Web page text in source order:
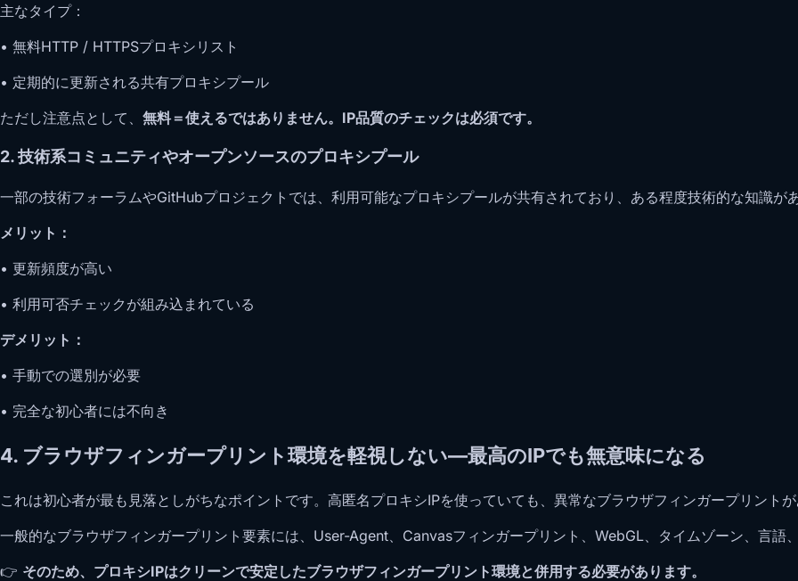
主なタイプ：
• 無料HTTP / HTTPSプロキシリスト
• 定期的に更新される共有プロキシプール
ただし注意点として、 無料＝使えるではありません。IP品質のチェックは必須です。
2. 技術系コミュニティやオープンソースのプロキシプール
一部の技術フォーラムやGitHubプロジェクトでは、利用可能なプロキシプールが共有されており、ある程度技術的な知識が
メリット：
• 更新頻度が高い
• 利用可否チェックが組み込まれている
デメリット：
• 手動での選別が必要
• 完全な初心者には不向き
4. ブラウザフィンガープリント環境を軽視しない—最高のIPでも無意味になる
これは初心者が最も見落としがちなポイントです。高匿名プロキシIPを使っていても、異常なブラウザフィンガープリント
一般的なブラウザフィンガープリント要素には、User-Agent、Canvasフィンガープリント、WebGL、タイムゾーン、言語
👉 そのため、プロキシIPはクリーンで安定したブラウザフィンガープリント環境と併用する必要があります。